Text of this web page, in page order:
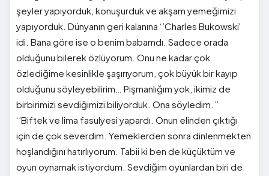
şeyler yapıyorduk, konuşurduk ve akşam yemeğimizi
yapıyorduk. Dünyanın geri kalanına ‘’Charles Bukowski'
idi. Bana göre ise o benim babamdı. Sadece orada
olduğunu bilerek özlüyorum. Onu ne kadar çok
özlediğime kesinlikle şaşırıyorum, çok büyük bir kayıp
olduğunu söyleyebilirim… Pişmanlığım yok, ikimiz de
birbirimizi sevdiğimizi biliyorduk. Ona söyledim.’’
‘’Biftek ve lima fasulyesi yapardı. Onun elinden çıktığı
için de çok severdim. Yemeklerden sonra dinlenmekten
hoşlandığını hatırlıyorum. Tabii ki ben de küçüktüm ve
oyun oynamak istiyordum. Sevdiğim oyunlardan biri de